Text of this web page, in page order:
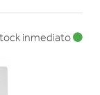
inmediato